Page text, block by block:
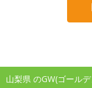
山梨県 のGW(ゴール